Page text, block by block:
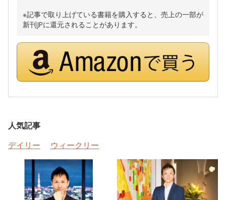
※記事で取り上げている書籍を購入すると、売上の一部が
新刊JPに還元されることがあります。
人気記事
デイリー
ウィークリー